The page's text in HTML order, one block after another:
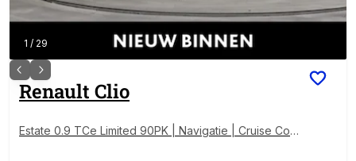
1 / 29
Renault Clio
Estate 0.9 TCe Limited 90PK | Navigatie | Cruise Con